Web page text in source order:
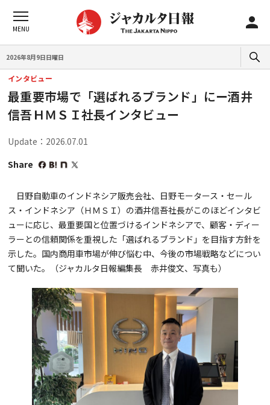
2026年8月9日日曜日
インタビュー
最重要市場で「選ばれるブランド」にー酒井
信吾ＨＭＳＩ社長インタビュー
Update：2026.07.01
Share
日野自動車のインドネシア販売会社、日野モータース・セール
ス・インドネシア（ＨＭＳＩ）の酒井信吾社長がこのほどインタビ
ューに応じ、最重要国と位置づけるインドネシアで、顧客・ディー
ラーとの信頼関係を重視した「選ばれるブランド」を目指す方針を
示した。国内商用車市場が伸び悩む中、今後の市場戦略などについ
て聞いた。（ジャカルタ日報編集長 赤井俊文、写真も）